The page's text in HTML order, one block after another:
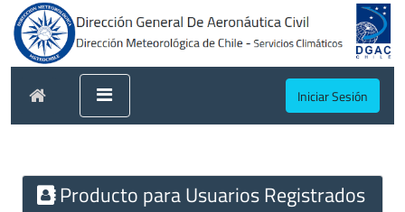
Iniciar Sesión
Producto para Usuarios Registrados